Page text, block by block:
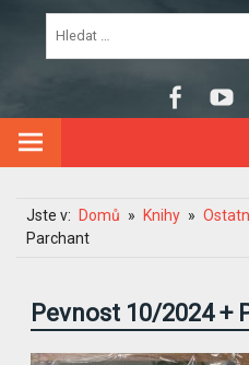
Jste v: Domů Knihy
Parchant
Pevnost 10/2024 +